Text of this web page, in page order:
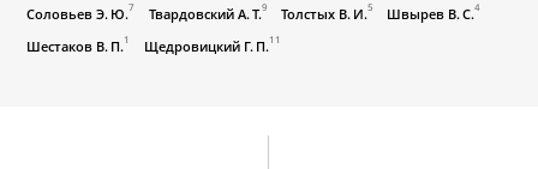
Соловьев Э. Ю.7 Твардовский А. Т.9 Толстых В. И.5 Швырев В. С.4
Шестаков В. П.1 Щедровицкий Г. П.11